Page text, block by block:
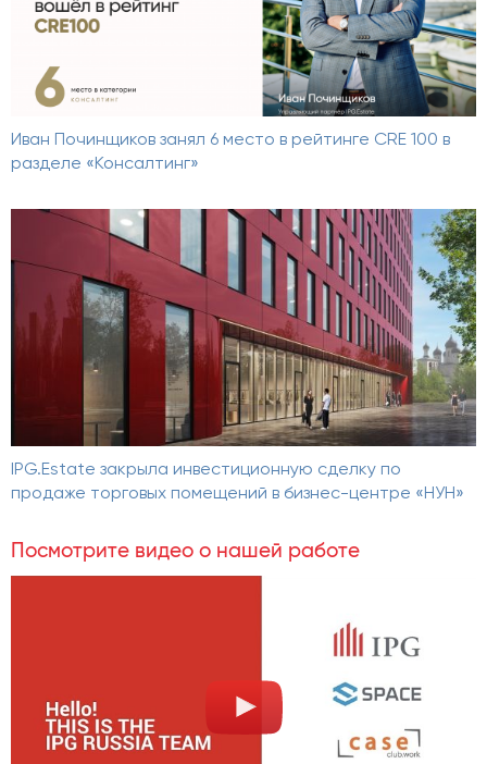
Иван Починщиков занял 6 место в рейтинге CRE 100 в
разделе «Консалтинг»
IPG.Estate закрыла инвестиционную сделку по
продаже торговых помещений в бизнес-центре «НУН»
Посмотрите видео о нашей работе